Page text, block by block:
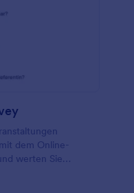
dem Online-
werten Sie
aus.